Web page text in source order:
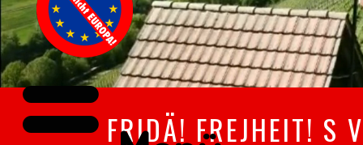
FRIDÄ! FREJHEIT! S